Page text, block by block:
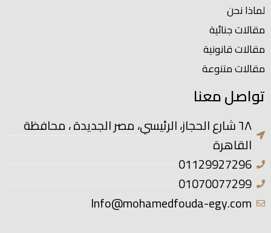
لماذا نحن
مقالات جنائية
مقالات قانونية
مقالات متنوعة
تواصل معنا
٦٨ شارع الحجاز، الرئيسي، مصر الجديدة ، محافظة
القاهرة
01129927296
01070077299
Info@mohamedfouda-egy.com